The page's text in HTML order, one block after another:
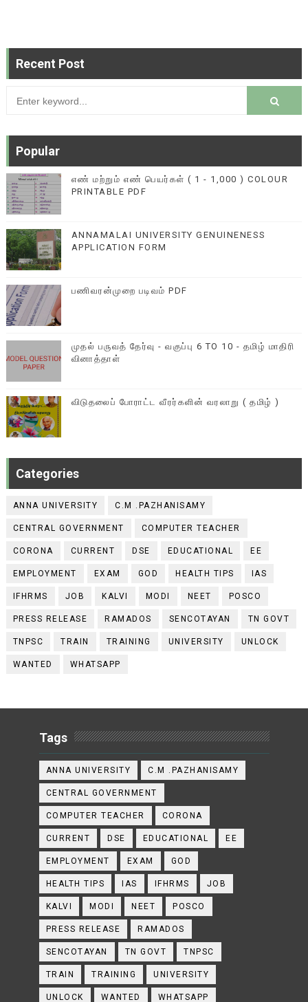
Recent Post
Popular
எண் மற்றும் எண் பெயர்கள் ( 1 - 1,000 ) COLOUR
PRINTABLE PDF
ANNAMALAI UNIVERSITY GENUINENESS
APPLICATION FORM
பணிவரன்முறை படிவம் PDF
முதல் பருவத் தேர்வு - வகுப்பு 6 TO 10 - தமிழ் மாதிரி
வினாத்தாள்
விடுதலைப் போராட்ட வீரர்களின் வரலாறு ( தமிழ் )
Categories
ANNA UNIVERSITY C.M .PAZHANISAMY
CENTRAL GOVERNMENT COMPUTER TEACHER
CORONA CURRENT DSE EDUCATIONAL EE
EMPLOYMENT EXAM GOD HEALTH TIPS IAS
IFHRMS JOB KALVI MODI NEET POSCO
PRESS RELEASE RAMADOS SENCOTAYAN TN GOVT
TNPSC TRAIN TRAINING UNIVERSITY UNLOCK
WANTED WHATSAPP
Tags
ANNA UNIVERSITY C.M .PAZHANISAMY
CENTRAL GOVERNMENT
COMPUTER TEACHER CORONA
CURRENT DSE EDUCATIONAL EE
EMPLOYMENT EXAM GOD
HEALTH TIPS IAS IFHRMS JOB
KALVI MODI NEET POSCO
PRESS RELEASE RAMADOS
SENCOTAYAN TN GOVT TNPSC
TRAIN TRAINING UNIVERSITY
UNLOCK WANTED WHATSAPP